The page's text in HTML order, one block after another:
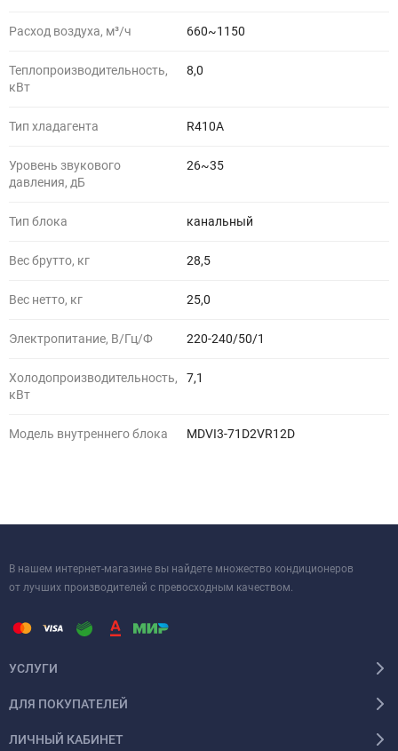
Расход воздуха, м³/ч 660~1150
Теплопроизводительность,
кВт
8,0
Тип хладагента R410A
Уровень звукового
давления, дБ
26~35
Тип блока канальный
Вес брутто, кг 28,5
Вес нетто, кг 25,0
Электропитание, В/Гц/Ф 220-240/50/1
Холодопроизводительность,
кВт
7,1
Модель внутреннего блока MDVI3-71D2VR12D
В нашем интернет-магазине вы найдете множество кондиционеров
от лучших производителей с превосходным качеством.
УСЛУГИ
ДЛЯ ПОКУПАТЕЛЕЙ
ЛИЧНЫЙ КАБИНЕТ